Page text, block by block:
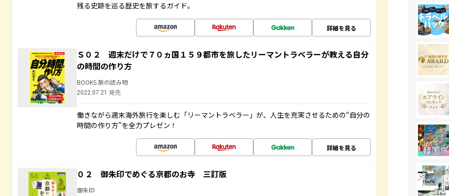
残る史跡を巡る歴史を旅するガイド。
詳細を見る
Ｓ０２ 週末だけで７０ヵ国１５９都市を旅したリーマントラベラーが教える自分
の時間の作り方
BOOKS 旅の読み物
2022.07.21 発売
働きながら週末海外旅行を楽しむ「リーマントラベラー」が、人生を充実させるための“自分の
時間の作り方”を全力プレゼン！
詳細を見る
０２ 御朱印でめぐる京都のお寺 三訂版
御朱印